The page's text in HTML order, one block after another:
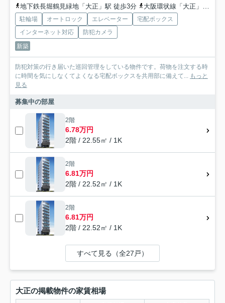
地下鉄長堀鶴見緑地「大正」駅 徒歩3分
大阪環状線「大正」駅 徒歩5分
駐輪場 オートロック エレベーター
宅配ボックス
インターネット対応
防犯カメラ
新築
防犯対策の行き届いた巡回管理をしている物件です。荷物を注文する時
に時間を気にしなくてよくなる宅配ボックスを共用部に備えて... もっと
見る
募集中の部屋
2階
6.78万円
2階 / 22.55㎡ / 1K
2階
6.81万円
2階 / 22.52㎡ / 1K
2階
6.81万円
2階 / 22.52㎡ / 1K
すべて見る（全27戸）
大正の掲載物件の家賃相場